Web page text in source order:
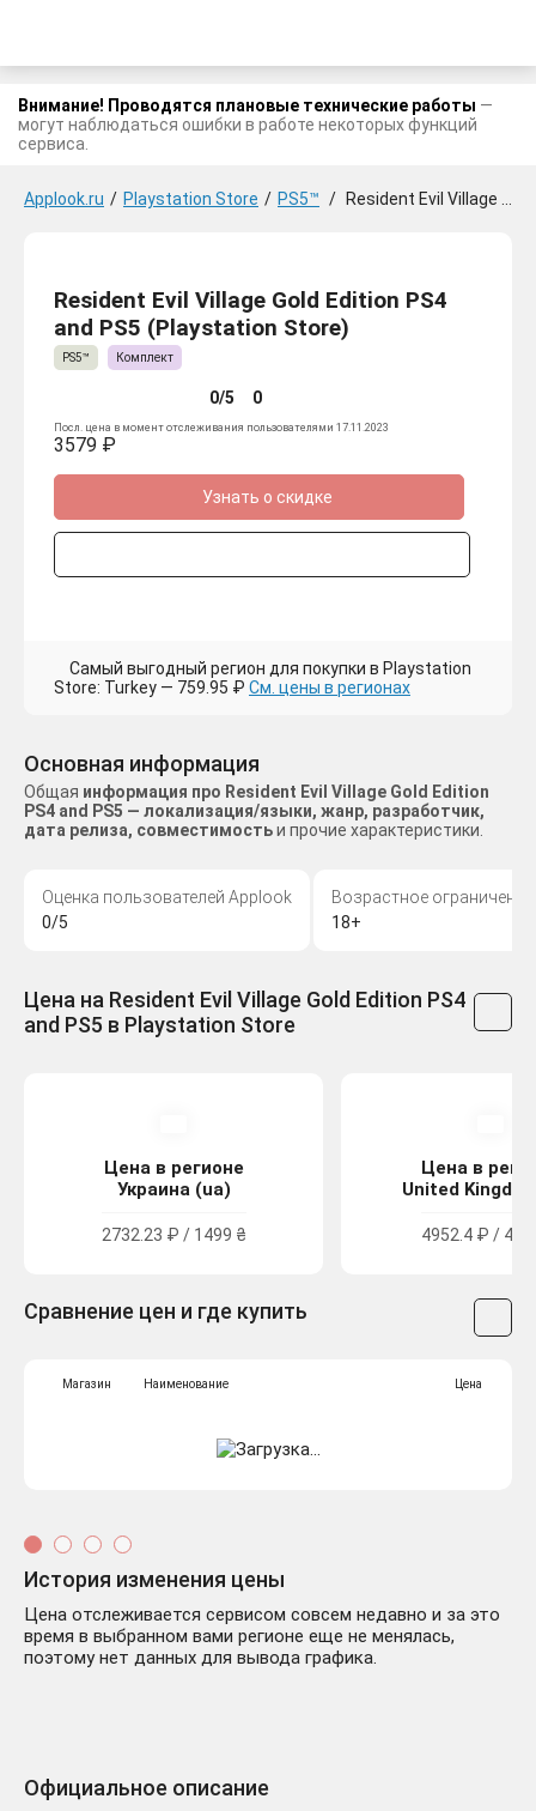
Внимание! Проводятся плановые технические работы —
могут наблюдаться ошибки в работе некоторых функций
сервиса.
Applook.ru / Playstation Store / PS5™ / Resident Evil Village Gold Edition PS4 and PS5
Resident Evil Village Gold Edition PS4
and PS5 (Playstation Store)
PS5™ Комплект
0/5 0
Посл. цена в момент отслеживания пользователями 17.11.2023
3579 ₽
Узнать о скидке
Самый выгодный регион для покупки в Playstation
Store: Turkey — 759.95 ₽ См. цены в регионах
Основная информация
Общая информация про Resident Evil Village Gold Edition
PS4 and PS5 — локализация/языки, жанр, разработчик,
дата релиза, совместимостьи прочие характеристики.
Оценка пользователей Applook
0/5
Возрастное ограничение
18+
Цена на Resident Evil Village Gold Edition PS4
and PS5 в Playstation Store
Цена в регионе
Украина (ua)
2732.23 ₽ / 1499 ₴
Цена в
United
4952.4 ₽ /
Сравнение цен и где купить
Магазин Наименование Цена
История изменения цены
Цена отслеживается сервисом совсем недавно и за это
время в выбранном вами регионе еще не менялась,
поэтому нет данных для вывода графика.
Официальное описание